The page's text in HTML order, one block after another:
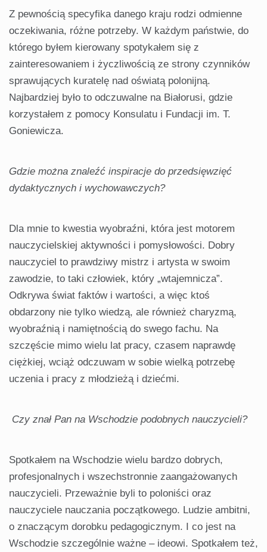
Z pewnością specyfika danego kraju rodzi odmienne
oczekiwania, różne potrzeby. W każdym państwie, do
którego byłem kierowany spotykałem się z
zainteresowaniem i życzliwością ze strony czynników
sprawujących kuratelę nad oświatą polonijną.
Najbardziej było to odczuwalne na Białorusi, gdzie
korzystałem z pomocy Konsulatu i Fundacji im. T.
Goniewicza.
Gdzie można znaleźć inspiracje do przedsięwzięć
dydaktycznych i wychowawczych?
Dla mnie to kwestia wyobraźni, która jest motorem
nauczycielskiej aktywności i pomysłowości. Dobry
nauczyciel to prawdziwy mistrz i artysta w swoim
zawodzie, to taki człowiek, który „wtajemnicza”.
Odkrywa świat faktów i wartości, a więc ktoś
obdarzony nie tylko wiedzą, ale również charyzmą,
wyobraźnią i namiętnością do swego fachu. Na
szczęście mimo wielu lat pracy, czasem naprawdę
ciężkiej, wciąż odczuwam w sobie wielką potrzebę
uczenia i pracy z młodzieżą i dziećmi.
Czy znał Pan na Wschodzie podobnych nauczycieli?
Spotkałem na Wschodzie wielu bardzo dobrych,
profesjonalnych i wszechstronnie zaangażowanych
nauczycieli. Przeważnie byli to poloniści oraz
nauczyciele nauczania początkowego. Ludzie ambitni,
o znaczącym dorobku pedagogicznym. I co jest na
Wschodzie szczególnie ważne – ideowi. Spotkałem też,